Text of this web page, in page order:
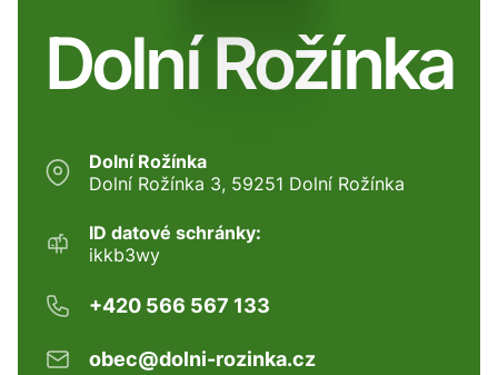
Dolní Rožínka
Dolní Rožínka
Dolní Rožínka 3, 59251 Dolní Rožínka
ID datové schránky:
ikkb3wy
+420 566 567 133
obec@dolni-rozinka.cz